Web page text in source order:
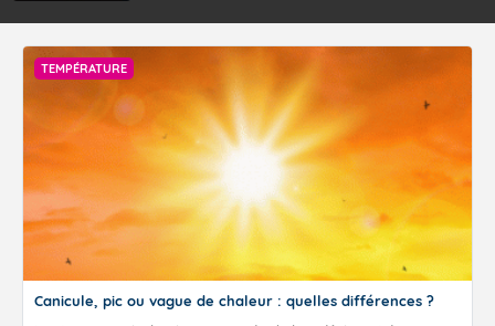
TEMPÉRATURE
Canicule, pic ou vague de chaleur : quelles différences ?